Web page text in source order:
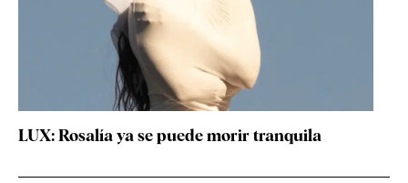
LUX: Rosalía ya se puede morir tranquila